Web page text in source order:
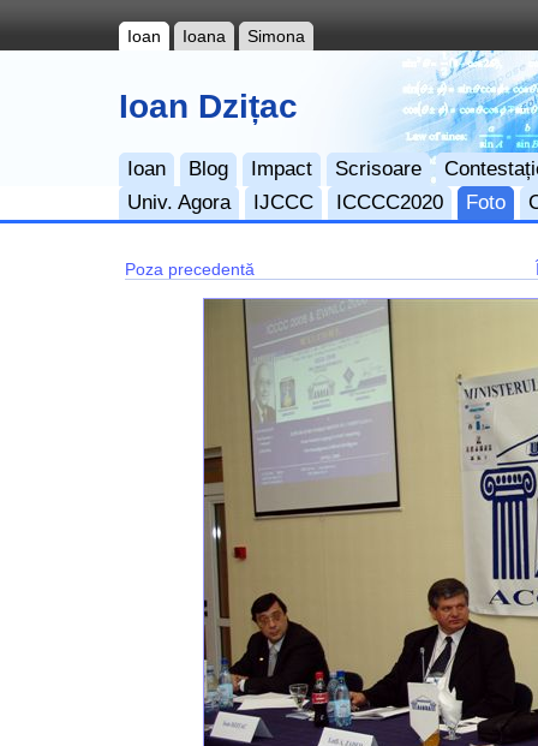
Ioan Ioana Simona
Ioan Dzițac
Ioan Blog Impact Scrisoare
Univ. Agora
IJCCC ICCCC2020 Foto
Poza precedentă